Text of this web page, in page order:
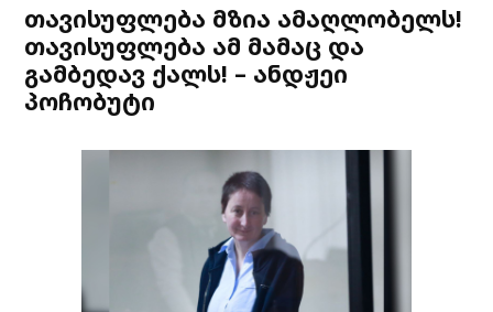
თავისუფლება მზია ამაღლობელს!
თავისუფლება ამ მამაც და
გამბედავ ქალს! – ანდჟეი
პოჩობუტი